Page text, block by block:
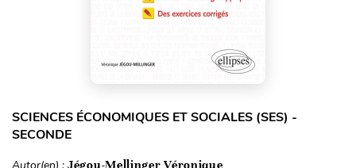
SCIENCES ÉCONOMIQUES ET SOCIALES (SES) -
SECONDE